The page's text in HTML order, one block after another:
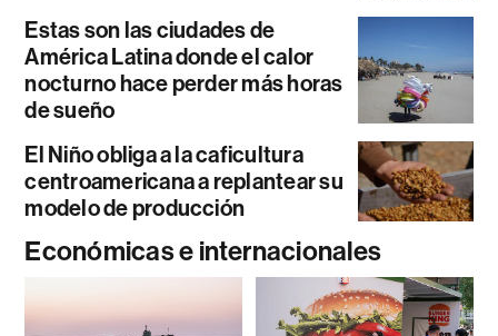
Estas son las ciudades de
América Latina donde el calor
nocturno hace perder más horas
de sueño
El Niño obliga a la caficultura
centroamericana a replantear su
modelo de producción
Económicas e internacionales